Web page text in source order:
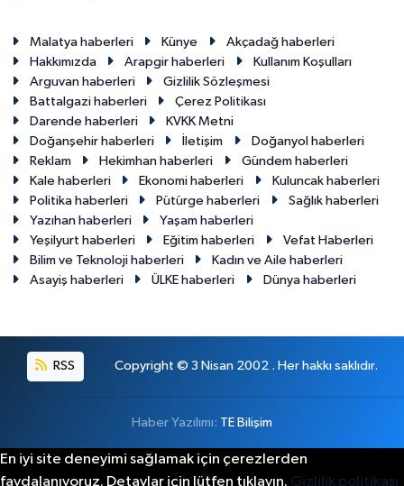
Malatya haberleri Künye
Akçadağ haberleri
Hakkımızda
Arapgir haberleri
Kullanım Koşulları
Arguvan haberleri
Gizlilik Sözleşmesi
Battalgazi haberleri
Çerez Politikası
Darende haberleri
KVKK Metni
Doğanşehir haberleri
İletişim
Doğanyol haberleri
Reklam
Hekimhan haberleri
Gündem haberleri
Kale haberleri
Ekonomi haberleri
Kuluncak haberleri
Politika haberleri
Pütürge haberleri
Sağlık haberleri
Yazıhan haberleri
Yaşam haberleri
Yeşilyurt haberleri
Eğitim haberleri
Vefat Haberleri
Bilim ve Teknoloji haberleri
Kadın ve Aile haberleri
Asayiş haberleri
ÜLKE haberleri Dünya haberleri
RSS Copyright © 3 Nisan 2002 . Her hakkı saklıdır.
Haber Yazılımı: TE Bilişim
En iyi site deneyimi sağlamak için çerezlerden
faydalanıyoruz. Detaylar için lütfen tıklayın. Gizlilik politikası